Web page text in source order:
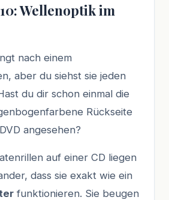
Wellenoptik im
nach einem
aber du siehst sie jeden
du dir schon einmal die
Rückseite
angesehen?
auf einer CD liegen
dass sie exakt wie ein
funktionieren. Sie beugen